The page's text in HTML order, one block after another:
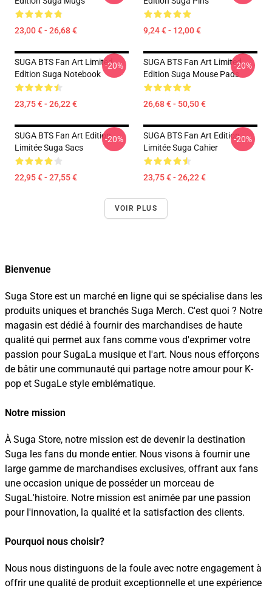
23,00 € - 26,68 € 9,24 € - 12,00 €
SUGA BTS Fan Art Limited
Edition Suga Notebook
23,75 € - 26,22 €
-20%
SUGA BTS Fan Art Limited
Edition Suga Mouse Pads
26,68 € - 50,50 €
-20%
SUGA BTS Fan Art Edition
Limitée Suga Sacs
22,95 € - 27,55 €
-20%
SUGA BTS Fan Art Edition
Limitée Suga Cahier
23,75 € - 26,22 €
-20%
VOIR PLUS
Bienvenue
Suga Store est un marché en ligne qui se spécialise dans les
produits uniques et branchés Suga Merch. C'est quoi ? Notre
magasin est dédié à fournir des marchandises de haute
qualité qui permet aux fans comme vous d'exprimer votre
passion pour SugaLa musique et l'art. Nous nous efforçons
de bâtir une communauté qui partage notre amour pour K-
pop et SugaLe style emblématique.
Notre mission
À Suga Store, notre mission est de devenir la destination
Suga les fans du monde entier. Nous visons à fournir une
large gamme de marchandises exclusives, offrant aux fans
une occasion unique de posséder un morceau de
SugaL'histoire. Notre mission est animée par une passion
pour l'innovation, la qualité et la satisfaction des clients.
Pourquoi nous choisir?
Nous nous distinguons de la foule avec notre engagement à
offrir une qualité de produit exceptionnelle et une expérience